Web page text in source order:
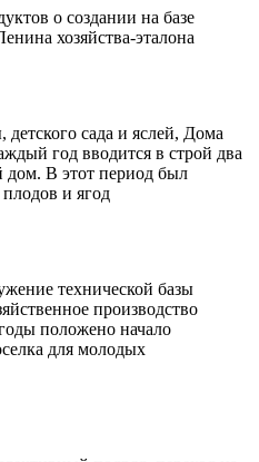
о создании на базе
хозяйства-эталона
сада и яслей, Дома
год вводится в строй два
В этот период был
плодов и ягод
технической базы
производство
положено начало
для молодых